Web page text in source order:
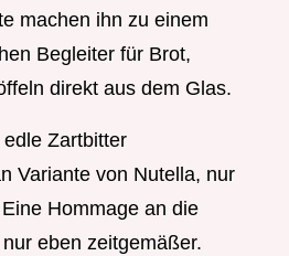
machen ihn zu einem
Begleiter für Brot,
direkt aus dem Glas.
Zartbitter
Variante von Nutella, nur
Hommage an die
eben zeitgemäßer.